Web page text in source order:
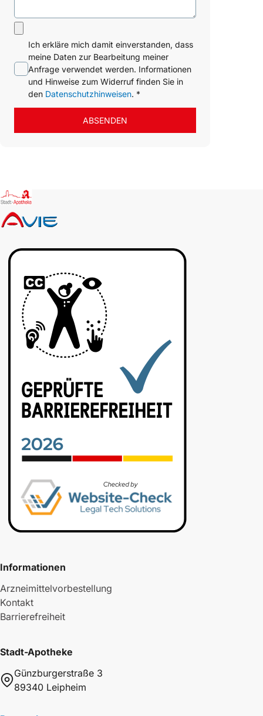
Ich erkläre mich damit einverstanden, dass
meine Daten zur Bearbeitung meiner
Anfrage verwendet werden. Informationen
und Hinweise zum Widerruf finden Sie in
den Datenschutzhinweisen. *
Informationen
Arzneimittelvorbestellung
Kontakt
Barrierefreiheit
Stadt-Apotheke
Günzburgerstraße 3
89340 Leipheim